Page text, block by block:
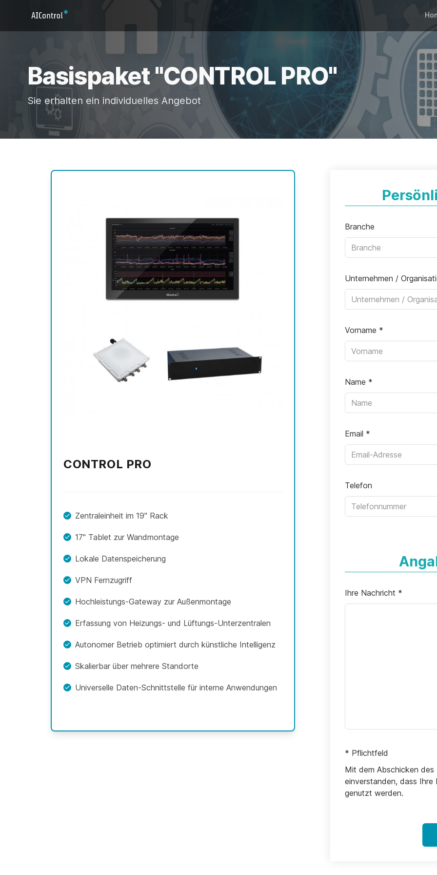
Basispaket "CONTROL PRO"
Sie erhalten ein individuelles Angebot
CONTROL PRO
Zentraleinheit im 19" Rack
17" Tablet zur Wandmontage
Lokale Datenspeicherung
VPN Fernzugriff
Hochleistungs-Gateway zur Außenmontage
Erfassung von Heizungs- und Lüftungs-Unterzentralen
Autonomer Betrieb optimiert durch künstliche Intelligenz
Skalierbar über mehrere Standorte
Universelle Daten-Schnittstelle für interne Anwendungen
Branche
Unternehmen /
Vorname *
Name *
Email *
Telefon
Ihre Nachricht *
* Pflichtfeld
Mit dem Abschicken des
einverstanden, dass Ihre
genutzt werden.